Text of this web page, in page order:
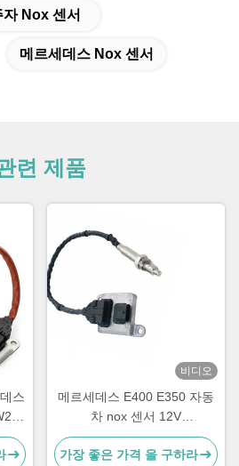
자 Nox 센서
메르세데스 Nox 센서
련 제품
스
비디오
메르세데스 E400 E350 자동
차 nox 센서 12V
5WK96681C A0009053403
가장 좋은 가격 을 구하라